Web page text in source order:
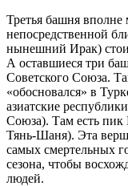
Третья башня
непосредственной
нынешний Ирак)
А оставшиеся три
Советского Союза.
«обосновался» в
азиатские
Союза). Там есть пик
Тянь-Шаня). Эта
самых смертельных
сезона, чтобы
людей.